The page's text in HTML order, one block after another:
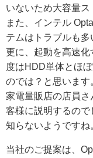
いないため大容量ス
また、インテル
テムはトラブルも多
更に、起動を高速
度はHDD単体とほ
のでは？と思います
家電量販店の店員
客様に説明するの
知らないようですね
当社のご提案は、